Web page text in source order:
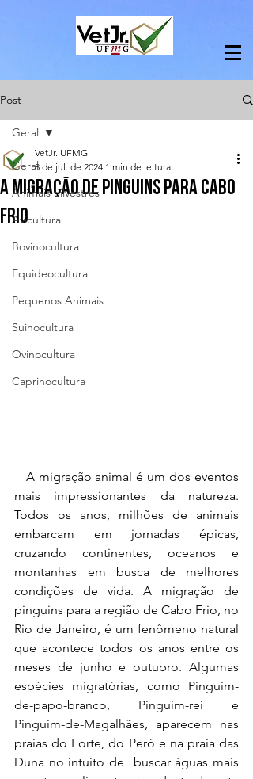
Post
Geral
Animais Silvestres
Avicultura
Bovinocultura
Equideocultura
Pequenos Animais
Suinocultura
Ovinocultura
Caprinocultura
Geral
a MIGRAÇÃO DE PINGUINS para cabo
frio
VetJr. UFMG
8 de jul. de 2024 1 min de leitura
mais impressionantes da natureza.
Todos os anos, milhões de animais
embarcam em jornadas épicas,
cruzando continentes, oceanos e
montanhas em busca de melhores
condições de vida. A migração de
pinguins para a região de Cabo Frio, no
Rio de Janeiro, é um fenômeno natural
que acontece todos os anos entre os
meses de junho e outubro. Algumas
espécies migratórias, como Pinguim-
de-papo-branco, Pinguim-rei e
Pinguim-de-Magalhães, aparecem nas
praias do Forte, do Peró e na praia das
Duna no intuito de  buscar águas mais